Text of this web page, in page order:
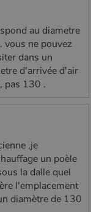
au diametre
vous ne pouvez
dans un
d'arrivée d'air
pas 130 .
,je
un poèle
la dalle quel
l'emplacement
diamètre de 130